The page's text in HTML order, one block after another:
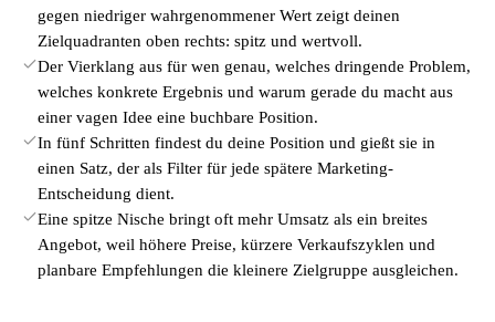
gegen niedriger wahrgenommener Wert zeigt deinen
Zielquadranten oben rechts: spitz und wertvoll.
Der Vierklang aus für wen genau, welches dringende Problem,
welches konkrete Ergebnis und warum gerade du macht aus
einer vagen Idee eine buchbare Position.
In fünf Schritten findest du deine Position und gießt sie in
einen Satz, der als Filter für jede spätere Marketing-
Entscheidung dient.
Eine spitze Nische bringt oft mehr Umsatz als ein breites
Angebot, weil höhere Preise, kürzere Verkaufszyklen und
planbare Empfehlungen die kleinere Zielgruppe ausgleichen.